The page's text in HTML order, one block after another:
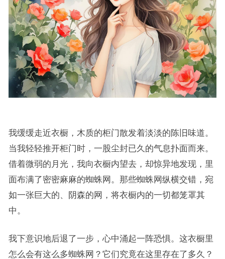
我缓缓走近衣橱，木质的柜门散发着淡淡的陈旧味道。
当我轻轻推开柜门时，一股尘封已久的气息扑面而来。
借着微弱的月光，我向衣橱内望去，却惊异地发现，里
面布满了密密麻麻的蜘蛛网。那些蜘蛛网纵横交错，宛
如一张巨大的、阴森的网，将衣橱内的一切都笼罩其
中。
我下意识地后退了一步，心中涌起一阵恐惧。这衣橱里
怎么会有这么多蜘蛛网？它们究竟在这里存在了多久？